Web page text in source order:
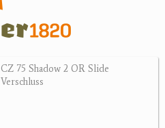
CZ 75 Shadow 2 OR Slide
Verschluss